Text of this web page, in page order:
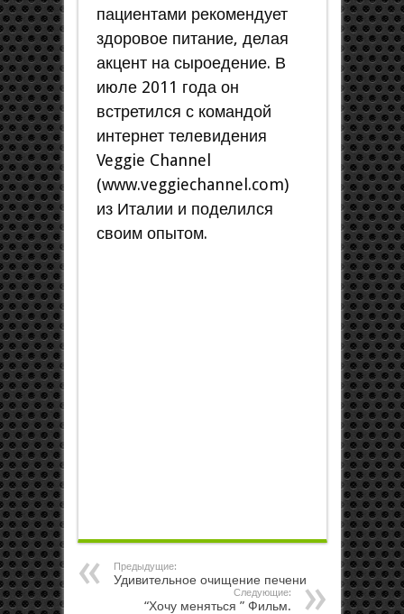
пациентами рекомендует
здоровое питание, делая
акцент на сыроедение. В
июле 2011 года он
встретился с командой
интернет телевидения
Veggie Channel
(www.veggiechannel.com)
из Италии и поделился
своим опытом.
Предыдущие:
Удивительное очищение печени
Следующие:
“Хочу меняться ” Фильм.